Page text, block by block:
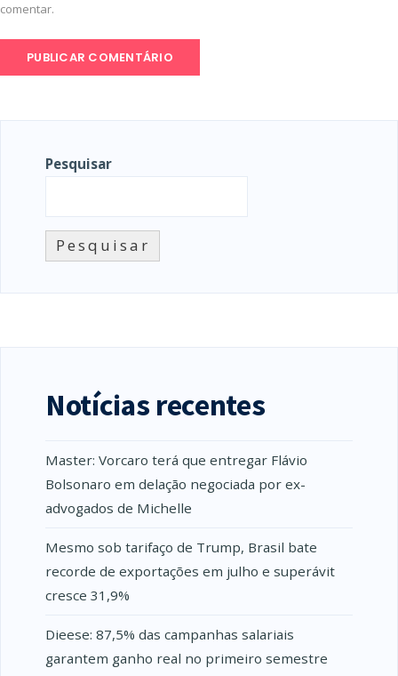
comentar.
Pesquisar
Pesquisar
Notícias recentes
Master: Vorcaro terá que entregar Flávio
Bolsonaro em delação negociada por ex-
advogados de Michelle
Mesmo sob tarifaço de Trump, Brasil bate
recorde de exportações em julho e superávit
cresce 31,9%
Dieese: 87,5% das campanhas salariais
garantem ganho real no primeiro semestre